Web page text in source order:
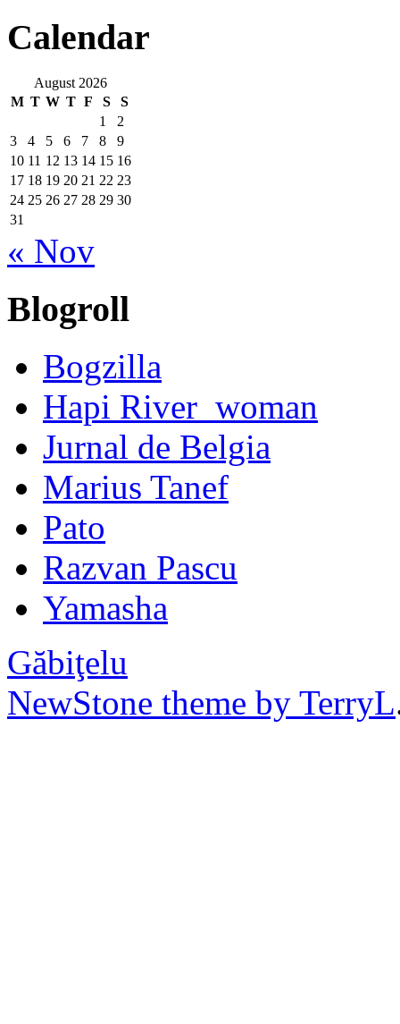
Calendar
August 2026
M T W T F S
S
1
2
3
4 5 6 7 8
9
10 11 12 13 14 15 16
17 18 19 20 21 22 23
24 25 26 27 28 29 30
31
« Nov
Blogroll
Bogzilla
Hapi River_woman
Jurnal de Belgia
Marius Tanef
Pato
Razvan Pascu
Yamasha
Găbiţelu
NewStone theme by TerryL